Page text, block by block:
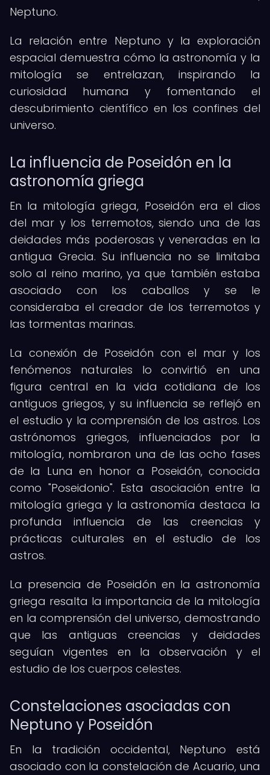
Neptuno.
La relación entre Neptuno y la exploración
espacial demuestra cómo la astronomía y la
mitología se entrelazan, inspirando la
curiosidad humana y fomentando el
descubrimiento científico en los confines del
universo.
La influencia de Poseidón en la
astronomía griega
En la mitología griega, Poseidón era el dios
del mar y los terremotos, siendo una de las
deidades más poderosas y veneradas en la
antigua Grecia. Su influencia no se limitaba
solo al reino marino, ya que también estaba
asociado con los caballos y se le
consideraba el creador de los terremotos y
las tormentas marinas.
La conexión de Poseidón con el mar y los
fenómenos naturales lo convirtió en una
figura central en la vida cotidiana de los
antiguos griegos, y su influencia se reflejó en
el estudio y la comprensión de los astros. Los
astrónomos griegos, influenciados por la
mitología, nombraron una de las ocho fases
de la Luna en honor a Poseidón, conocida
como "Poseidonio". Esta asociación entre la
mitología griega y la astronomía destaca la
profunda influencia de las creencias y
prácticas culturales en el estudio de los
astros.
La presencia de Poseidón en la astronomía
griega resalta la importancia de la mitología
en la comprensión del universo, demostrando
que las antiguas creencias y deidades
seguían vigentes en la observación y el
estudio de los cuerpos celestes.
Constelaciones asociadas con
Neptuno y Poseidón
En la tradición occidental, Neptuno está
asociado con la constelación de Acuario, una